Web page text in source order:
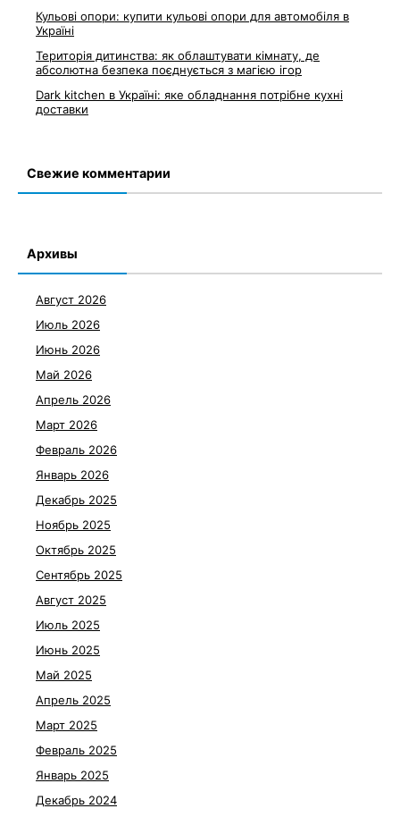
Кульові опори: купити кульові опори для автомобіля в
Україні
Територія дитинства: як облаштувати кімнату, де
абсолютна безпека поєднується з магією ігор
Dark kitchen в Україні: яке обладнання потрібне кухні
доставки
Свежие комментарии
Архивы
Август 2026
Июль 2026
Июнь 2026
Май 2026
Апрель 2026
Март 2026
Февраль 2026
Январь 2026
Декабрь 2025
Ноябрь 2025
Октябрь 2025
Сентябрь 2025
Август 2025
Июль 2025
Июнь 2025
Май 2025
Апрель 2025
Март 2025
Февраль 2025
Январь 2025
Декабрь 2024